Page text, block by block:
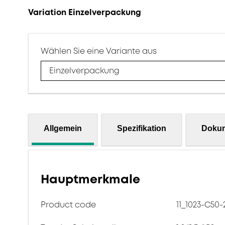
Variation Einzelverpackung
Wählen Sie eine Variante aus
Einzelverpackung
Allgemein Spezifikation
Hauptmerkmale
Product code 11_1023-C50-